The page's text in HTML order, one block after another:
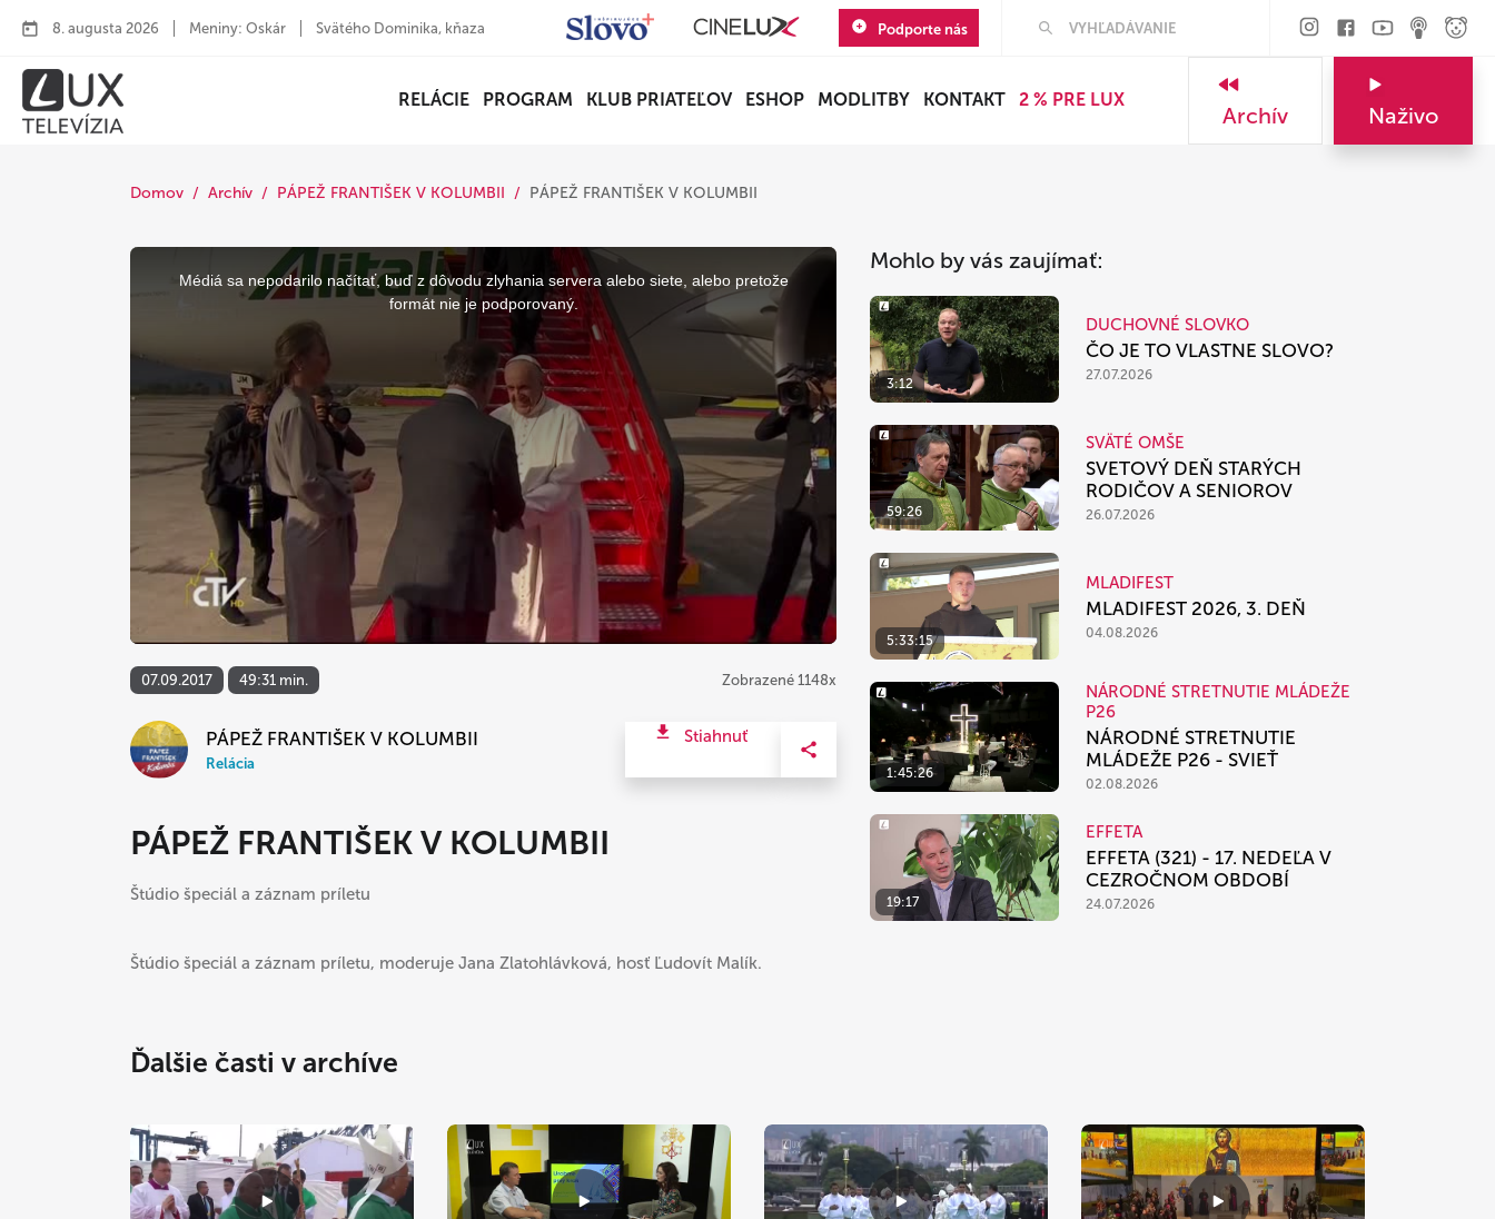
8. augusta 2026 Meniny: Oskár Svätého Dominika, kňaza Podporte nás
RELÁCIE PROGRAM KLUB PRIATEĽOV ESHOP MODLITBY KONTAKT 2 % PRE LUX
Archív Naživo
Domov Archív PÁPEŽ FRANTIŠEK V KOLUMBII PÁPEŽ FRANTIŠEK V KOLUMBII
This
Médiá sa nepodarilo načítať, buď z dôvodu zlyhania servera alebo siete, alebo pretože
formát nie je podporovaný.
07.09.2017 49:31 min. Zobrazené 1148x
PÁPEŽ FRANTIŠEK V KOLUMBII
Relácia
Stiahnuť
PÁPEŽ FRANTIŠEK V KOLUMBII
Štúdio špeciál a záznam príletu
Štúdio špeciál a záznam príletu, moderuje Jana Zlatohlávková, hosť Ľudovít Malík.
Mohlo by vás zaujímať:
3:12
DUCHOVNÉ SLOVKO
ČO JE TO VLASTNE SLOVO?
27.07.2026
59:26
SVÄTÉ OMŠE
SVETOVÝ DEŇ STARÝCH
RODIČOV A SENIOROV
26.07.2026
5:33:15
MLADIFEST
MLADIFEST 2026, 3. DEŇ
04.08.2026
1:45:26
NÁRODNÉ STRETNUTIE MLÁDEŽE
P26
NÁRODNÉ STRETNUTIE
MLÁDEŽE P26 - SVIEŤ
02.08.2026
19:17
EFFETA
EFFETA (321) - 17. NEDEĽA V
CEZROČNOM OBDOBÍ
24.07.2026
Ďalšie časti v archíve